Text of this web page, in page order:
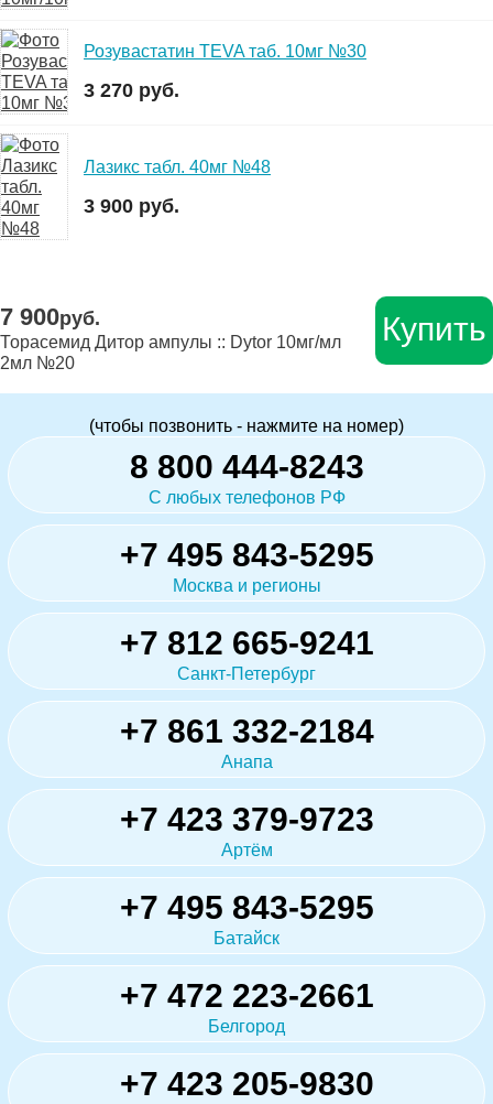
Розувастатин TEVA таб. 10мг №30
3 270 руб.
Лазикс табл. 40мг №48
3 900 руб.
7 900руб.
Торасемид Дитор ампулы :: Dytor 10мг/мл
2мл №20
Купить
(чтобы позвонить - нажмите на номер)
8 800 444-8243
С любых телефонов РФ
+7 495 843-5295
Москва и регионы
+7 812 665-9241
Санкт-Петербург
+7 861 332-2184
Анапа
+7 423 379-9723
Артём
+7 495 843-5295
Батайск
+7 472 223-2661
Белгород
+7 423 205-9830